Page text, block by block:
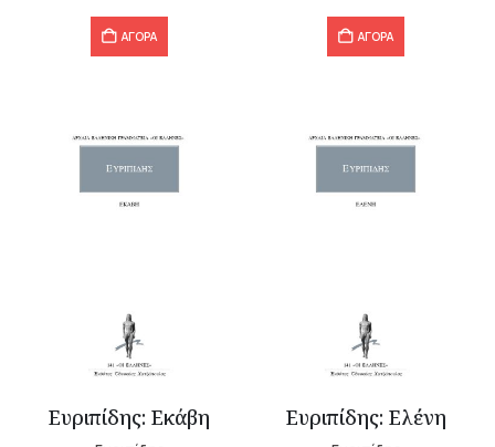
ΑΓΟΡΑ ΑΓΟΡΑ
Ευριπίδης: Εκάβη Ευριπίδης: Ελένη